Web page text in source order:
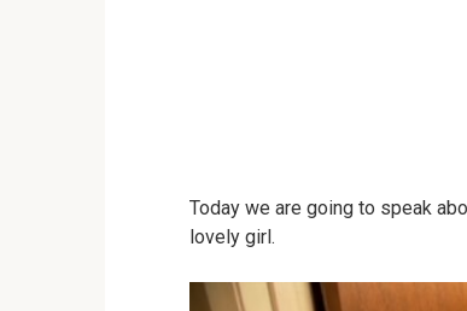
Today we are going to speak
lovely girl.